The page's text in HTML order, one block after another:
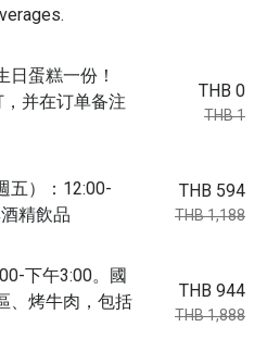
日蛋糕一份！
，并在订单备注
THB 0
THB 1
五）：12:00-
精飲品
THB 594
THB 1,188
下午3:00。國
、烤牛肉，包括
THB 944
THB 1,888